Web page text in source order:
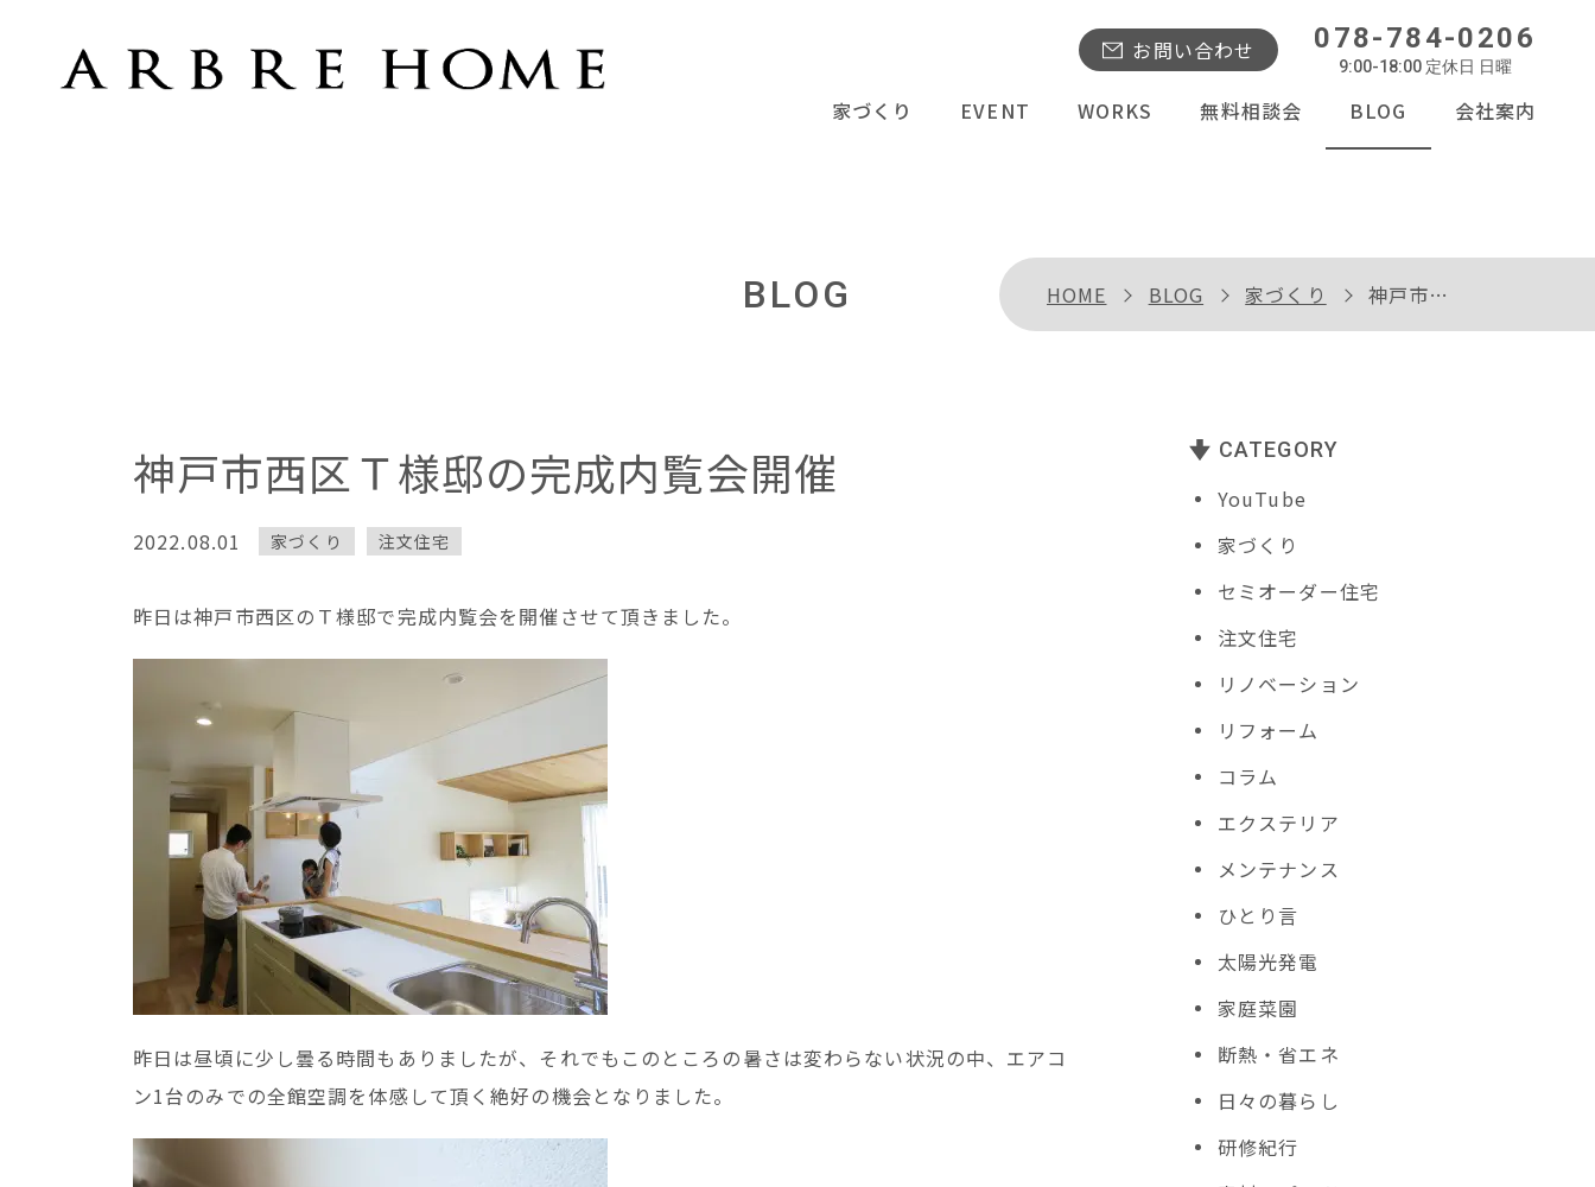
家づくり EVENT WORKS 無料相談会 BLOG 会社案内
お問い合わせ 078-784-0206
9:00-18:00 定休日 日曜
HOME BLOG 家づくり 神戸市西区Ｔ様邸の完成内覧会開催
BLOG
神戸市西区Ｔ様邸の完成内覧会開催
2022.08.01 家づくり 注文住宅
昨日は神戸市西区のＴ様邸で完成内覧会を開催させて頂きました。
昨日は昼頃に少し曇る時間もありましたが、それでもこのところの暑さは変わらない状況の中、エアコ
ン1台のみでの全館空調を体感して頂く絶好の機会となりました。
CATEGORY
YouTube
家づくり
セミオーダー住宅
注文住宅
リノベーション
リフォーム
コラム
エクステリア
メンテナンス
ひとり言
太陽光発電
家庭菜園
断熱・省エネ
日々の暮らし
研修紀行